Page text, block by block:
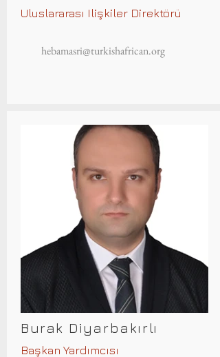
Uluslararası Ilişkiler Direktörü
hebamasri@turkishafrican.org
Burak Diyarbakırlı
Başkan Yardımcısı